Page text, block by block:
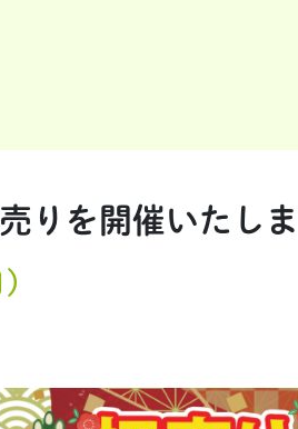
りを開催いたし
)